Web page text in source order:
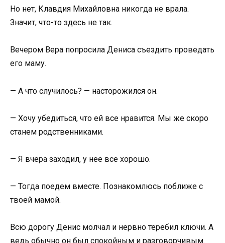
Но нет, Клавдия Михайловна никогда не врала.
Значит, что-то здесь не так.
Вечером Вера попросила Дениса съездить проведать
его маму.
— А что случилось? — насторожился он.
— Хочу убедиться, что ей все нравится. Мы же скоро
станем родственниками.
— Я вчера заходил, у нее все хорошо.
— Тогда поедем вместе. Познакомлюсь поближе с
твоей мамой.
Всю дорогу Денис молчал и нервно теребил ключи. А
ведь обычно он был спокойным и разговорчивым.